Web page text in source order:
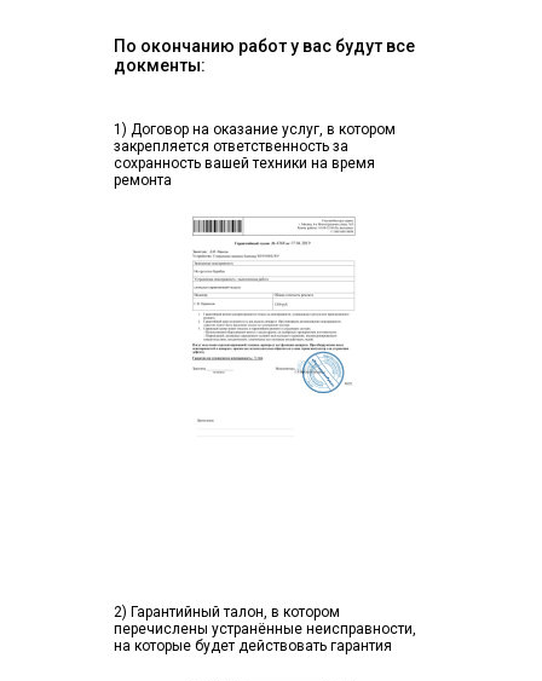
По окончанию работ у вас будут все
докменты:
1) Договор на оказание услуг, в котором
закрепляется ответственность за
сохранность вашей техники на время
ремонта
2) Гарантийный талон, в котором
перечислены устранённые неисправности,
на которые будет действовать гарантия